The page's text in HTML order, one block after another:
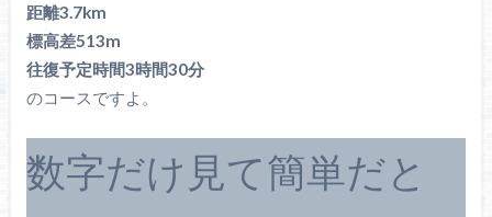
距離3.7km
標高差513m
往復予定時間3時間30分
のコースですよ。
数字だけ見て簡単だと